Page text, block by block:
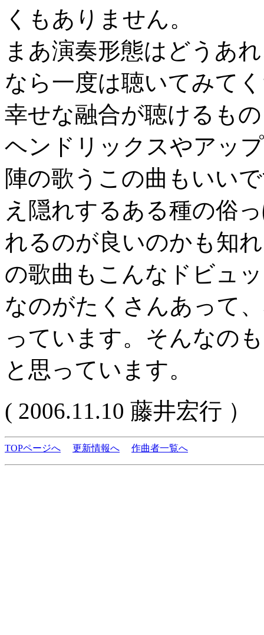
くもありません。
まあ演奏形態はどうあ
なら一度は聴いてみて
幸せな融合が聴けるも
ヘンドリックスやアッ
陣の歌うこの曲もいい
え隠れするある種の俗
れるのが良いのかも知
の歌曲もこんなドビュ
なのがたくさんあって
っています。そんなの
と思っています。
( 2006.11.10 藤井宏行 ）
TOPページへ 更新情報へ 作曲者一覧へ